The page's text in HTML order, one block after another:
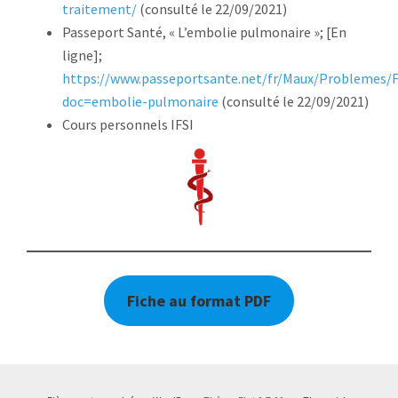
traitement/ (consulté le 22/09/2021)
Passeport Santé, « L’embolie pulmonaire »; [En
ligne];
https://www.passeportsante.net/fr/Maux/Problemes/
doc=embolie-pulmonaire (consulté le 22/09/2021)
Cours personnels IFSI
Fiche au format PDF